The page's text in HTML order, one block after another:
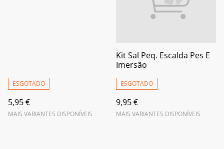
ESGOTADO
5,95 €
MAIS VARIANTES DISPONÍVEIS
Kit Sal Peq. Escalda Pes E
Imersão
ESGOTADO
9,95 €
MAIS VARIANTES DISPONÍVEIS